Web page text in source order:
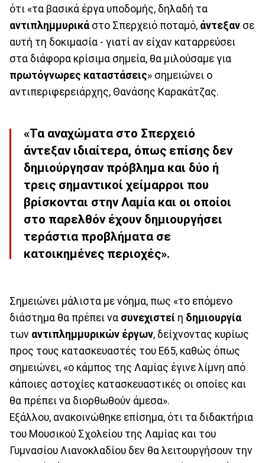
ότι «τα βασικά έργα υποδομής, δηλαδή τα
αντιπλημμυρικά στο Σπερχειό ποταμό, άντεξαν σε
αυτή τη δοκιμασία - γιατί αν είχαν καταρρεύσει
στα διάφορα κρίσιμα σημεία, θα μιλούσαμε για
πρωτόγνωρες καταστάσεις» σημειώνει ο
αντιπεριφερειάρχης, Θανάσης Καρακάτζας.
«Τα αναχώματα στο Σπερχειό
άντεξαν ιδιαίτερα, όπως επίσης δεν
δημιούργησαν πρόβλημα και δύο ή
τρεις σημαντικοί χείμαρροι που
βρίσκονται στην Λαμία και οι οποίοι
στο παρελθόν έχουν δημιουργήσει
τεράστια προβλήματα σε
κατοικημένες περιοχές».
Σημειώνει μάλιστα με νόημα, πως «το επόμενο
διάστημα θα πρέπει να συνεχιστεί η δημιουργία
των αντιπλημμυρικών έργων, δείχνοντας κυρίως
προς τους κατασκευαστές του Ε65, καθώς όπως
σημειώνει, «ο κάμπος της Λαμίας έγινε λίμνη από
κάποιες αστοχίες κατασκευαστικές οι οποίες και
θα πρέπει να διορθωθούν άμεσα».
Εξάλλου, ανακοινώθηκε επίσημα, ότι τα διδακτήρια
του Μουσικού Σχολείου της Λαμίας και του
Γυμνασίου Λιανοκλαδίου δεν θα λειτουργήσουν την